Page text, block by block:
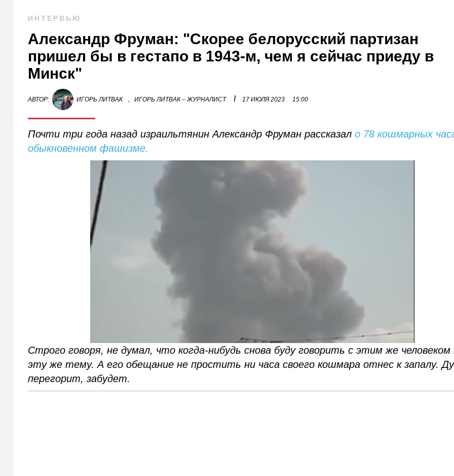
ИНТЕРВЬЮ
Александр Фруман: "Скорее белорусский партизан
пришел бы в гестапо в 1943-м, чем я сейчас приеду в
Минск"
АВТОР: ИГОРЬ ЛИТВАК , ИГОРЬ ЛИТВАК – ЖУРНАЛИСТ I 17 ИЮЛЯ 2023 15:00
Почти три года назад израильтянин Александр Фруман рассказало 78 кошмарных
обыкновенном фашизме.
Строго говоря, не думал, что когда-нибудь снова буду говорить с этим же человеком
эту же тему. А его обещание не простить ни часа своего кошмара отнес к запалу.
перегорит, забудет.